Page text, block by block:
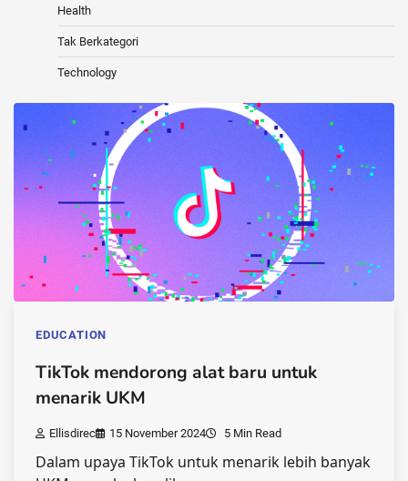
Health
Tak Berkategori
Technology
EDUCATION
TikTok mendorong alat baru untuk
menarik UKM
Ellisdirec 15 November 2024 5 Min Read
Dalam upaya TikTok untuk menarik lebih banyak